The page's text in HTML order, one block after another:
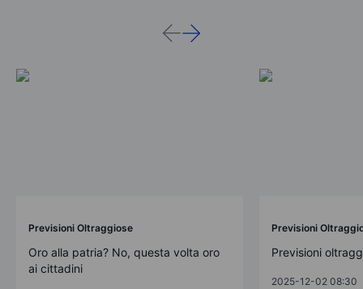
Previsioni Oltraggiose
Oro alla patria? No, questa volta oro
ai cittadini
Previsioni
Previsioni
2025-12-02 08:30